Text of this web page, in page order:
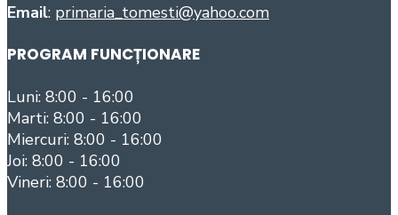
Email: primaria_tomesti@yahoo.com
PROGRAM FUNCȚIONARE
Luni: 8:00 - 16:00
Marti: 8:00 - 16:00
Miercuri: 8:00 - 16:00
Joi: 8:00 - 16:00
Vineri: 8:00 - 16:00